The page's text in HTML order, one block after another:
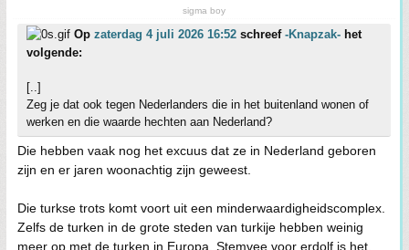
sigma boy
Op zaterdag 4 juli 2026 16:52 schreef -Knapzak- het
volgende:
[..]
Zeg je dat ook tegen Nederlanders die in het buitenland wonen of
werken en die waarde hechten aan Nederland?
Die hebben vaak nog het excuus dat ze in Nederland geboren
zijn en er jaren woonachtig zijn geweest.
Die turkse trots komt voort uit een minderwaardigheidscomplex.
Zelfs de turken in de grote steden van turkije hebben weinig
meer op met de turken in Europa. Stemvee voor erdolf is het,